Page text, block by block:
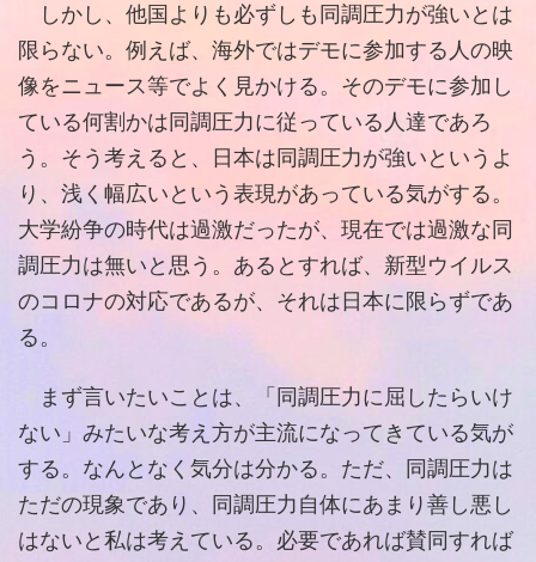
しかし、他国よりも必ずしも同調圧力が強いとは
限らない。例えば、海外ではデモに参加する人の映
像をニュース等でよく見かける。そのデモに参加し
ている何割かは同調圧力に従っている人達であろ
う。そう考えると、日本は同調圧力が強いというよ
り、浅く幅広いという表現があっている気がする。
大学紛争の時代は過激だったが、現在では過激な同
調圧力は無いと思う。あるとすれば、新型ウイルス
のコロナの対応であるが、それは日本に限らずであ
る。
まず言いたいことは、「同調圧力に屈したらいけ
ない」みたいな考え方が主流になってきている気が
する。なんとなく気分は分かる。ただ、同調圧力は
ただの現象であり、同調圧力自体にあまり善し悪し
はないと私は考えている。必要であれば賛同すれば